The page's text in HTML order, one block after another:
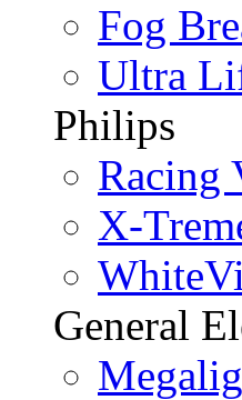
Fog
Ultra
Philips
Racing
X-
General